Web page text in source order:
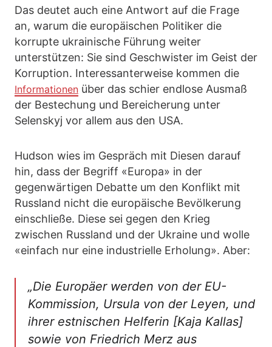
Das deutet auch eine Antwort auf die Frage
an, warum die europäischen Politiker die
korrupte ukrainische Führung weiter
unterstützen: Sie sind Geschwister im Geist der
Korruption. Interessanterweise kommen die
Informationen über das schier endlose Ausmaß
der Bestechung und Bereicherung unter
Selenskyj vor allem aus den USA.
Hudson wies im Gespräch mit Diesen darauf
hin, dass der Begriff «Europa» in der
gegenwärtigen Debatte um den Konflikt mit
Russland nicht die europäische Bevölkerung
einschließe. Diese sei gegen den Krieg
zwischen Russland und der Ukraine und wolle
«einfach nur eine industrielle Erholung». Aber:
„Die Europäer werden von der EU-
Kommission, Ursula von der Leyen, und
ihrer estnischen Helferin [Kaja Kallas]
sowie von Friedrich Merz aus